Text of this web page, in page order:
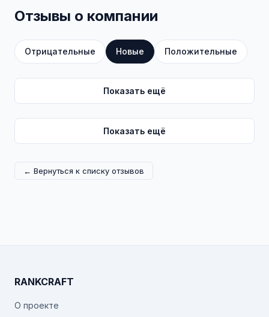
Отзывы о компании
Отрицательные Новые Положительные
Показать ещё
Показать ещё
← Вернуться к списку отзывов
RANKCRAFT
О проекте